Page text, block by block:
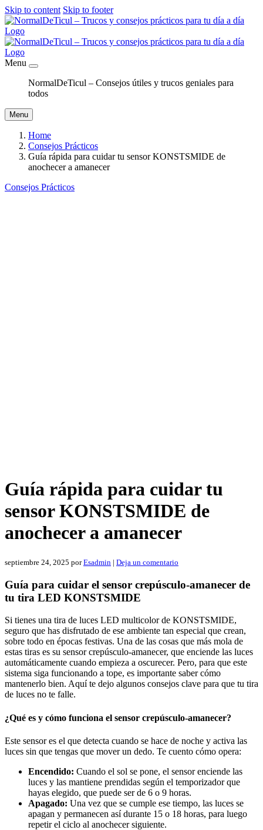
Skip to content Skip to footer
Menu
NormalDeTicul – Consejos útiles y trucos geniales para
todos
Menu
Home
Consejos Prácticos
Guía rápida para cuidar tu sensor KONSTSMIDE de
anochecer a amanecer
Consejos Prácticos
Guía rápida para cuidar tu
sensor KONSTSMIDE de
anochecer a amanecer
septiembre 24, 2025 porEsadmin | Deja un comentario
Guía para cuidar el sensor crepúsculo-amanecer de
tu tira LED KONSTSMIDE
Si tienes una tira de luces LED multicolor de KONSTSMIDE,
seguro que has disfrutado de ese ambiente tan especial que crean,
sobre todo en épocas festivas. Una de las cosas que más mola de
estas tiras es su sensor crepúsculo-amanecer, que enciende las luces
automáticamente cuando empieza a oscurecer. Pero, para que este
sistema siga funcionando a tope, es importante saber cómo
mantenerlo bien. Aquí te dejo algunos consejos clave para que tu tira
de luces no te falle.
¿Qué es y cómo funciona el sensor crepúsculo-amanecer?
Este sensor es el que detecta cuando se hace de noche y activa las
luces sin que tengas que mover un dedo. Te cuento cómo opera:
Encendido: Cuando el sol se pone, el sensor enciende las
luces y las mantiene prendidas según el temporizador que
hayas elegido, que puede ser de 6 o 9 horas.
Apagado: Una vez que se cumple ese tiempo, las luces se
apagan y permanecen así durante 15 o 18 horas, para luego
repetir el ciclo al anochecer siguiente.